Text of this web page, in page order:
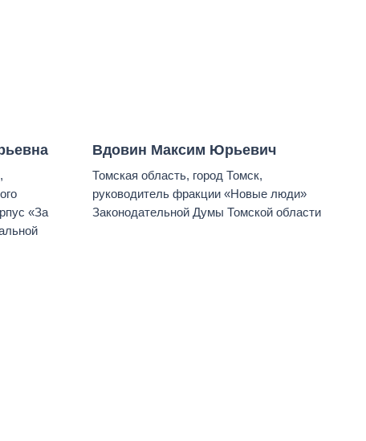
«За
Вдовин Максим Юрьевич
Томская область, город Томск,
руководитель фракции «Новые люди»
Законодательной Думы Томской области